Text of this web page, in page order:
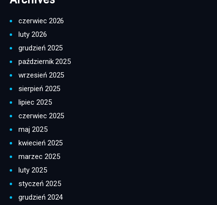
czerwiec 2026
luty 2026
grudzień 2025
październik 2025
wrzesień 2025
sierpień 2025
lipiec 2025
czerwiec 2025
maj 2025
kwiecień 2025
marzec 2025
luty 2025
styczeń 2025
grudzień 2024